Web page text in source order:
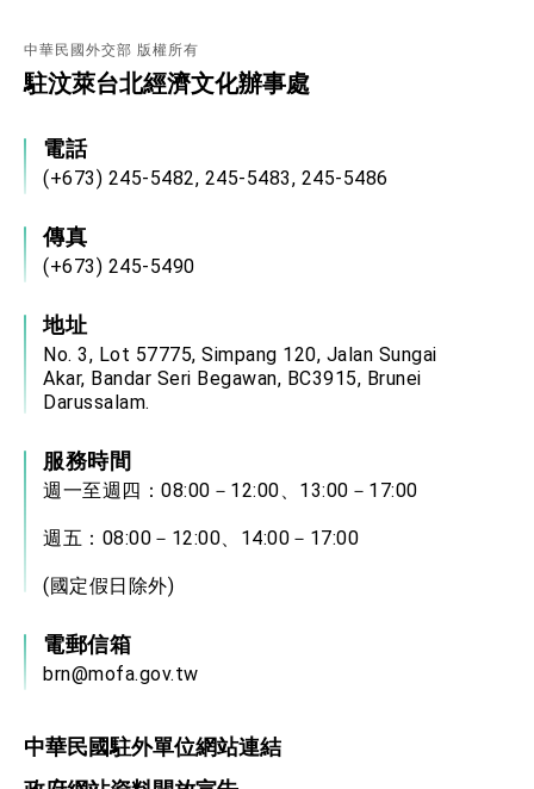
外交部重要言論
我國政府將在美國亞利桑納州設立「駐鳳凰城辦
中華民國外交部 版權所有
駐汶萊台北經濟文化辦事處
電話
(+673) 245-5482, 245-5483, 245-5486
傳真
(+673) 245-5490
地址
No. 3, Lot 57775, Simpang 120, Jalan Sungai
Akar, Bandar Seri Begawan, BC3915, Brunei
Darussalam.
服務時間
週一至週四：08:00－12:00、13:00－17:00
週五：08:00－12:00、14:00－17:00
(國定假日除外)
電郵信箱
brn@mofa.gov.tw
中華民國駐外單位網站連結